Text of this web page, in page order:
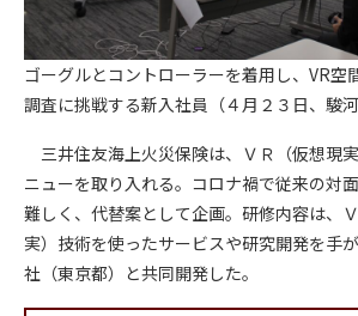
ゴーグルとコントローラーを着用し、VR空
調査に挑戦する新入社員（４月２３日、駿河
三井住友海上火災保険は、ＶＲ（仮想現
ニューを取り入れる。コロナ禍で従来の対
難しく、代替案として企画。研修内容は、
実）技術を使ったサービスや研究開発を手
社（東京都）と共同開発した。